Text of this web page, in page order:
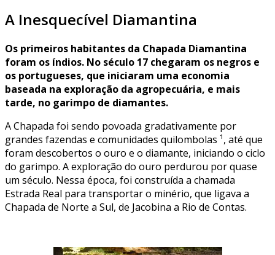
A Inesquecível Diamantina
Os primeiros habitantes da Chapada Diamantina
foram os índios. No século 17 chegaram os negros e
os portugueses, que iniciaram uma economia
baseada na exploração da agropecuária, e mais
tarde, no garimpo de diamantes.
A Chapada foi sendo povoada gradativamente por
grandes fazendas e comunidades quilombolas ¹, até que
foram descobertos o ouro e o diamante, iniciando o ciclo
do garimpo. A exploração do ouro perdurou por quase
um século. Nessa época, foi construída a chamada
Estrada Real para transportar o minério, que ligava a
Chapada de Norte a Sul, de Jacobina a Rio de Contas.